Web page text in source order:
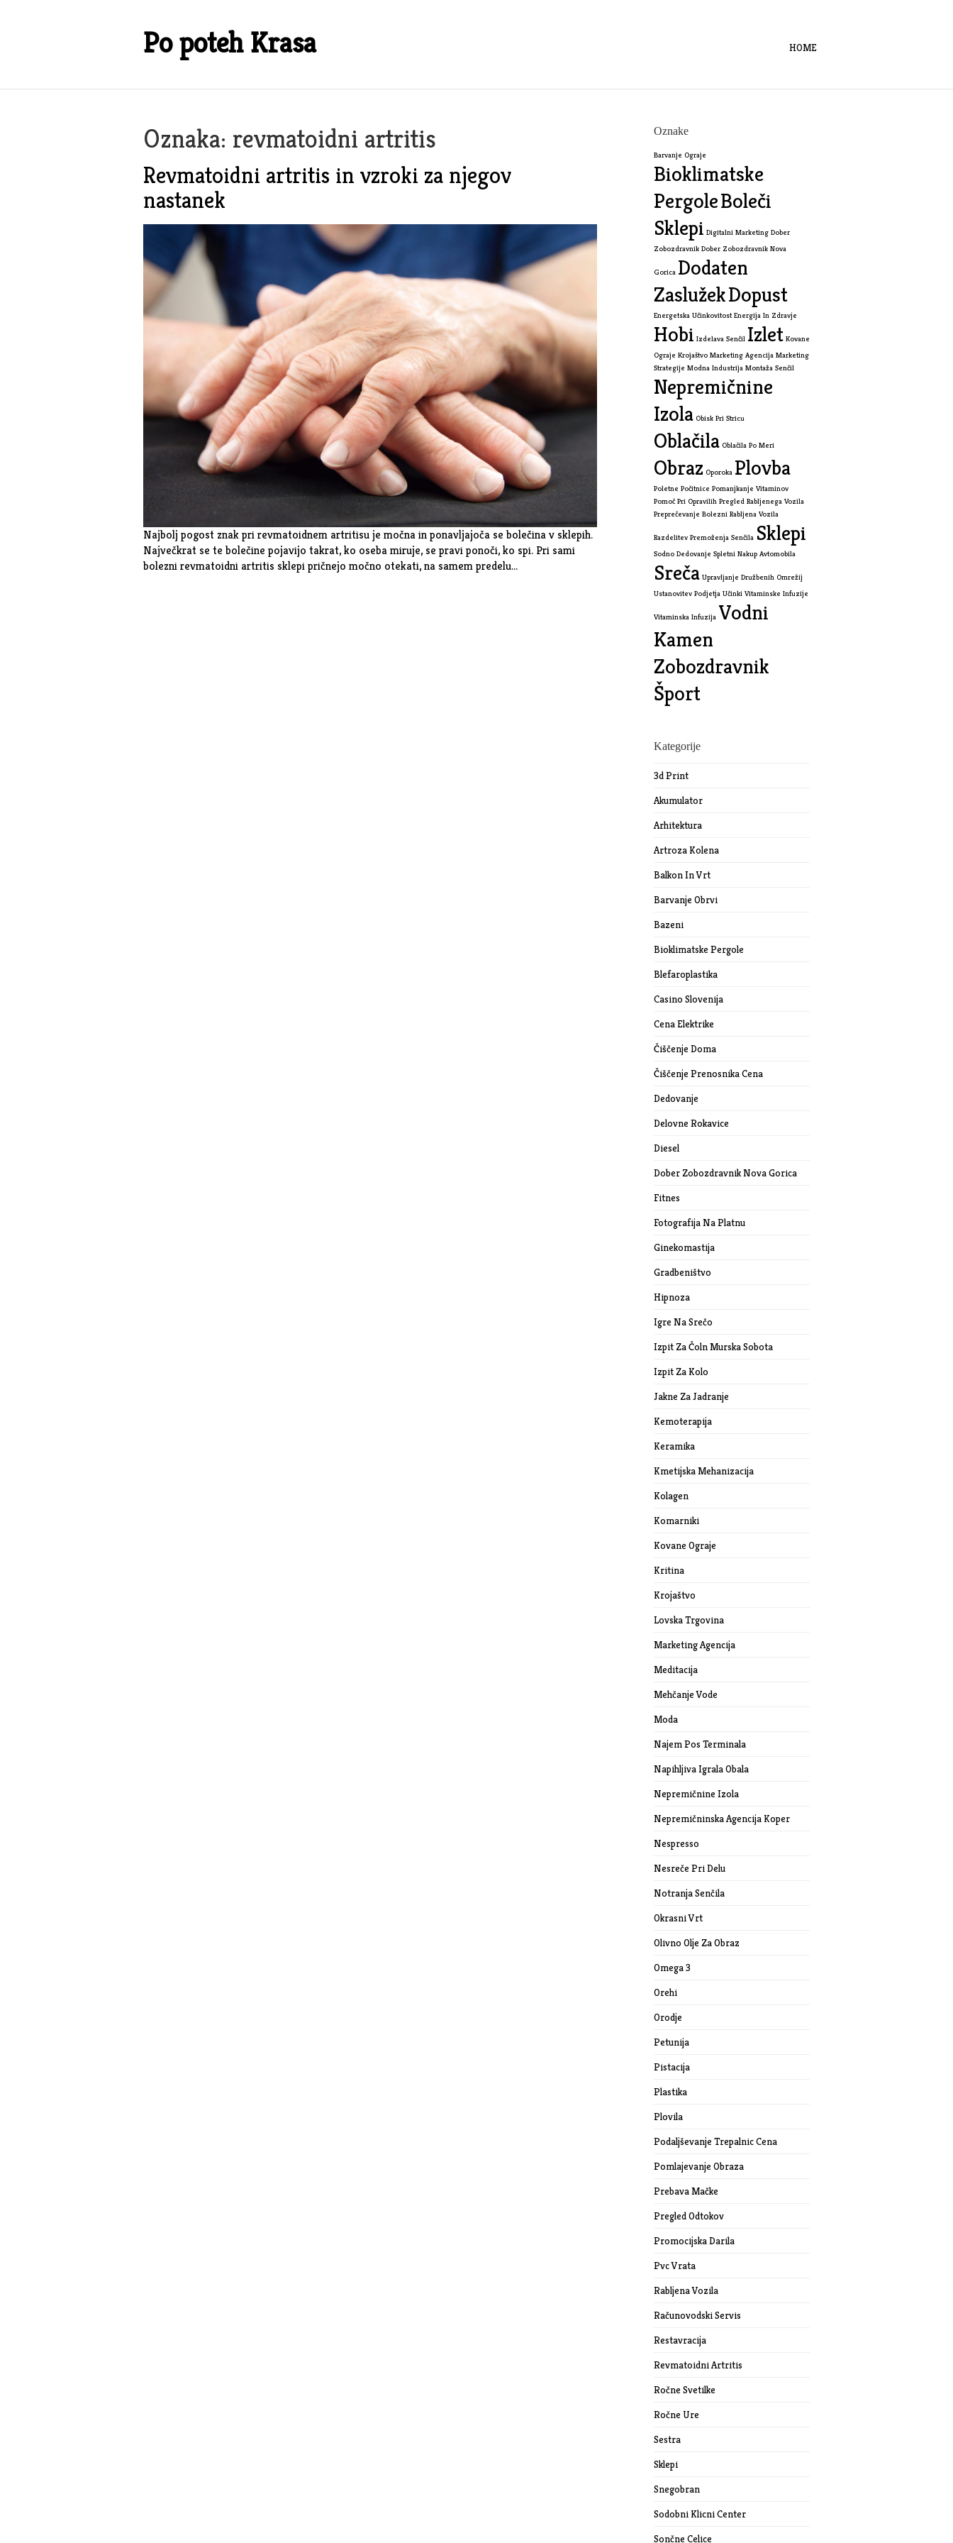
Po poteh Krasa HOME
Oznaka: revmatoidni artritis
Revmatoidni artritis in vzroki za njegov
nastanek
Najbolj pogost znak pri revmatoidnem artritisu je močna in ponavljajoča se bolečina v sklepih.
Največkrat se te bolečine pojavijo takrat, ko oseba miruje, se pravi ponoči, ko spi. Pri sami
bolezni revmatoidni artritis sklepi pričnejo močno otekati, na samem predelu…
Oznake
Barvanje Ograje
Bioklimatske
PergoleBoleči
Sklepi Digitalni Marketing Dober
Zobozdravnik Dober Zobozdravnik Nova
Gorica Dodaten
ZaslužekDopust
Energetska Učinkovitost Energija In Zdravje
Hobi Izdelava Senčil Izlet Kovane
Ograje Krojaštvo Marketing Agencija Marketing
Strategije Modna Industrija Montaža Senčil
Nepremičnine
Izola Obisk Pri Stricu
Oblačila Oblačila Po Meri
Obraz Oporoka Plovba
Poletne Počitnice Pomanjkanje Vitaminov
Pomoč Pri Opravilih Pregled Rabljenega Vozila
Preprečevanje Bolezni Rabljena Vozila
Razdelitev Premoženja Senčila Sklepi
Sodno Dedovanje Spletni Nakup Avtomobila
Sreča Upravljanje Družbenih Omrežij
Ustanovitev Podjetja Učinki Vitaminske Infuzije
Vitaminska Infuzija Vodni
Kamen
Zobozdravnik
Šport
Kategorije
3d Print
Akumulator
Arhitektura
Artroza Kolena
Balkon In Vrt
Barvanje Obrvi
Bazeni
Bioklimatske Pergole
Blefaroplastika
Casino Slovenija
Cena Elektrike
Čiščenje Doma
Čiščenje Prenosnika Cena
Dedovanje
Delovne Rokavice
Diesel
Dober Zobozdravnik Nova Gorica
Fitnes
Fotografija Na Platnu
Ginekomastija
Gradbeništvo
Hipnoza
Igre Na Srečo
Izpit Za Čoln Murska Sobota
Izpit Za Kolo
Jakne Za Jadranje
Kemoterapija
Keramika
Kmetijska Mehanizacija
Kolagen
Komarniki
Kovane Ograje
Kritina
Krojaštvo
Lovska Trgovina
Marketing Agencija
Meditacija
Mehčanje Vode
Moda
Najem Pos Terminala
Napihljiva Igrala Obala
Nepremičnine Izola
Nepremičninska Agencija Koper
Nespresso
Nesreče Pri Delu
Notranja Senčila
Okrasni Vrt
Olivno Olje Za Obraz
Omega 3
Orehi
Orodje
Petunija
Pistacija
Plastika
Plovila
Podaljševanje Trepalnic Cena
Pomlajevanje Obraza
Prebava Mačke
Pregled Odtokov
Promocijska Darila
Pvc Vrata
Rabljena Vozila
Računovodski Servis
Restavracija
Revmatoidni Artritis
Ročne Svetilke
Ročne Ure
Sestra
Sklepi
Snegobran
Sodobni Klicni Center
Sončne Celice